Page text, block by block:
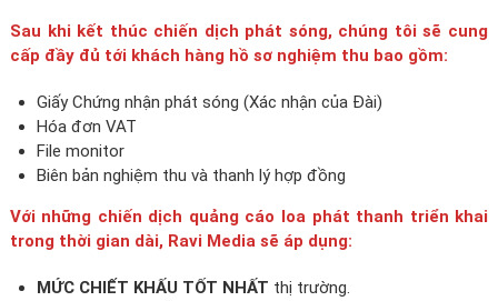
Sau khi kết thúc chiến dịch phát sóng, chúng tôi sẽ cung
cấp đầy đủ tới khách hàng hồ sơ nghiệm thu bao gồm:
Giấy Chứng nhận phát sóng (Xác nhận của Đài)
Hóa đơn VAT
File monitor
Biên bản nghiệm thu và thanh lý hợp đồng
Với những chiến dịch quảng cáo loa phát thanh triển khai
trong thời gian dài, Ravi Media sẽ áp dụng:
MỨC CHIẾT KHẤU TỐT NHẤT thị trường.